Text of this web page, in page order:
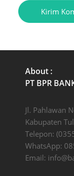
About :
PT BPR
Jl. Pahlawan
Kabupaten
Telepon:
WhatsApp:
Email: